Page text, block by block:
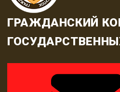
ГРАЖДАНСКИЙ